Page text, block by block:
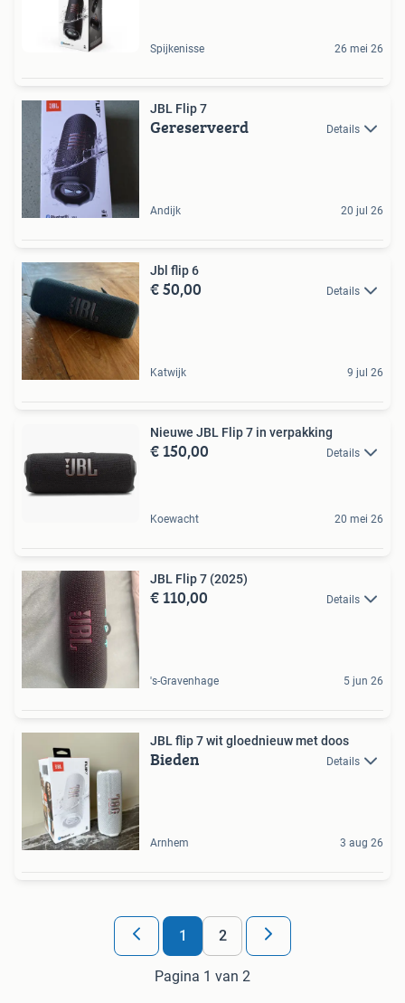
Spijkenisse 26 mei 26
JBL Flip 7
Gereserveerd Details
Andijk 20 jul 26
Jbl flip 6
€ 50,00 Details
Katwijk 9 jul 26
Nieuwe JBL Flip 7 in verpakking
€ 150,00 Details
Koewacht 20 mei 26
JBL Flip 7 (2025)
€ 110,00 Details
's-Gravenhage 5 jun 26
JBL flip 7 wit gloednieuw met doos
Bieden Details
Arnhem 3 aug 26
1 2
Pagina 1 van 2